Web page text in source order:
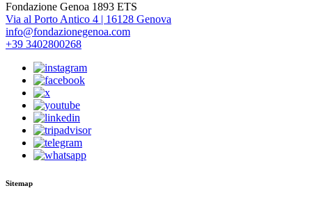
Fondazione Genoa 1893 ETS
Via al Porto Antico 4 | 16128 Genova
info@fondazionegenoa.com
+39 3402800268
Sitemap